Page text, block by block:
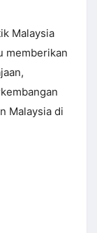
Malaysia
memberikan
Malaysia di